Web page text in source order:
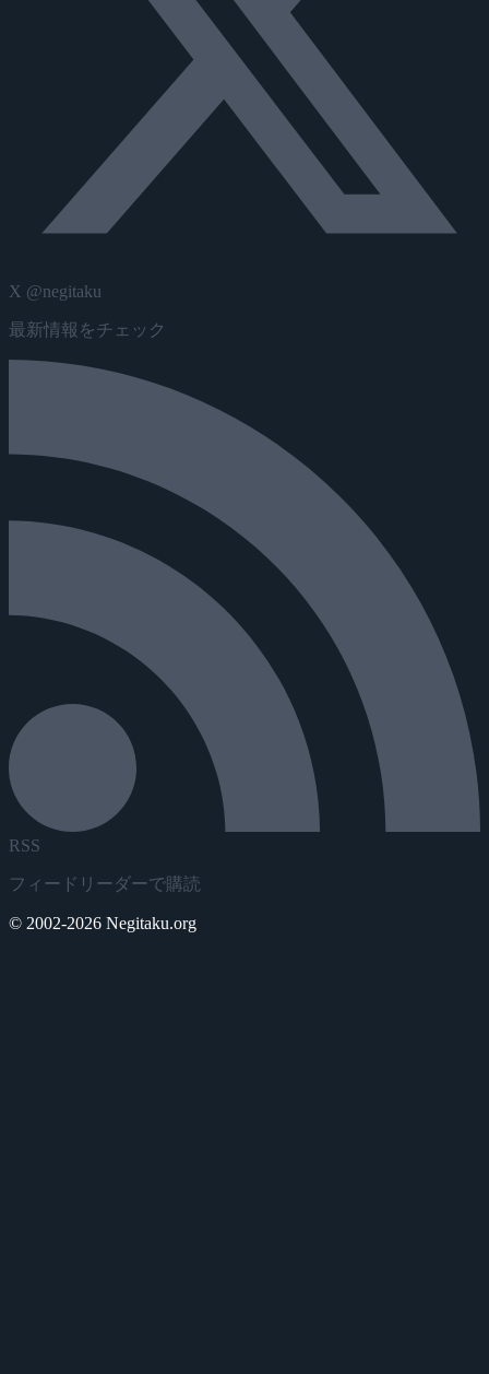
X @negitaku
最新情報をチェック
RSS
フィードリーダーで購読
© 2002-2026 Negitaku.org